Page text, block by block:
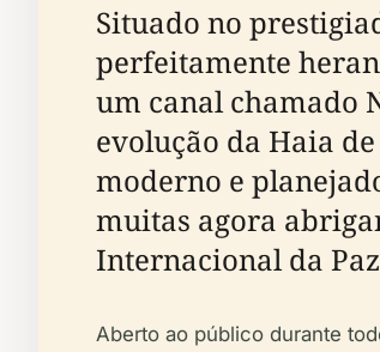
Situado no
perfeitamente
um canal chamado
evolução da Haia
moderno e
muitas agora
Internacional da
Aberto ao público durante